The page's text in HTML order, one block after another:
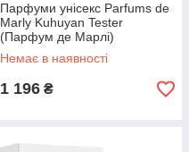
Парфуми унісекс Parfums de
Marly Kuhuyan Tester
(Парфум де Марлі)
Парфумована вода 125 ml/
мл Тестер
Немає в наявності
1 196 ₴